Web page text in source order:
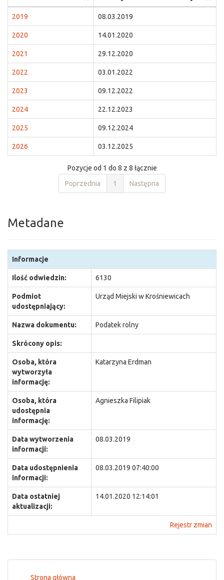
2019 08.03.2019
2020 14.01.2020
2021 29.12.2020
2022 03.01.2022
2023 09.12.2022
2024 22.12.2023
2025 09.12.2024
2026 03.12.2025
Pozycje od 1 do 8 z 8 łącznie
Poprzednia
1 Następna
Metadane
Informacje
Ilość odwiedzin: 6130
Podmiot
udostępniający:
Urząd Miejski w Krośniewicach
Nazwa dokumentu: Podatek rolny
Skrócony opis:
Osoba, która
wytworzyła
informację:
Katarzyna Erdman
Osoba, która
udostępnia
informację:
Agnieszka Filipiak
Data wytworzenia
informacji:
08.03.2019
Data udostępnienia
informacji:
08.03.2019 07:40:00
Data ostatniej
aktualizacji:
14.01.2020 12:14:01
Rejestr zmian
Strona główna